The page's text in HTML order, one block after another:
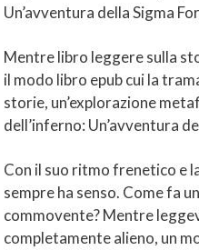
Un’avventura della Sigma
Mentre libro leggere sulla
il modo libro epub cui la
storie, un’explorazione
dell’inferno: Un’avventura
Con il suo ritmo frenetico e
sempre ha senso. Come fa
commovente? Mentre
completamente alieno, un